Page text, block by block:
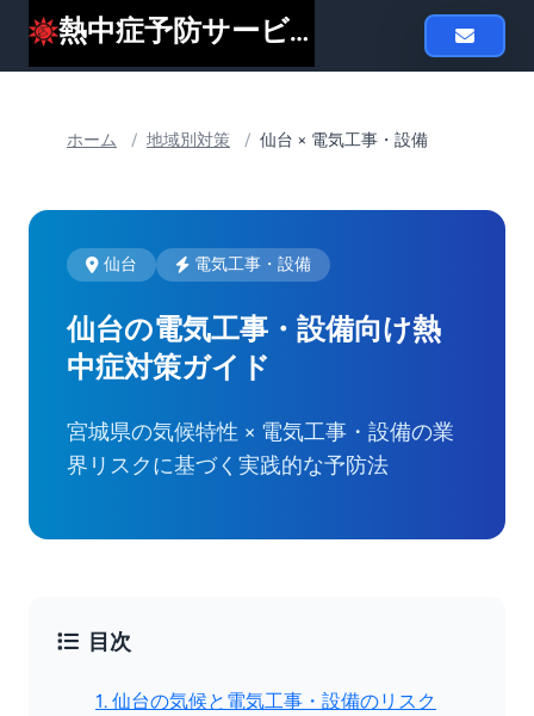
熱中症予防サービスheat119
ホーム / 地域別対策 / 仙台 × 電気工事・設備
仙台 電気工事・設備
仙台の電気工事・設備向け熱
中症対策ガイド
宮城県の気候特性 × 電気工事・設備の業
界リスクに基づく実践的な予防法
目次
1. 仙台の気候と電気工事・設備のリスク